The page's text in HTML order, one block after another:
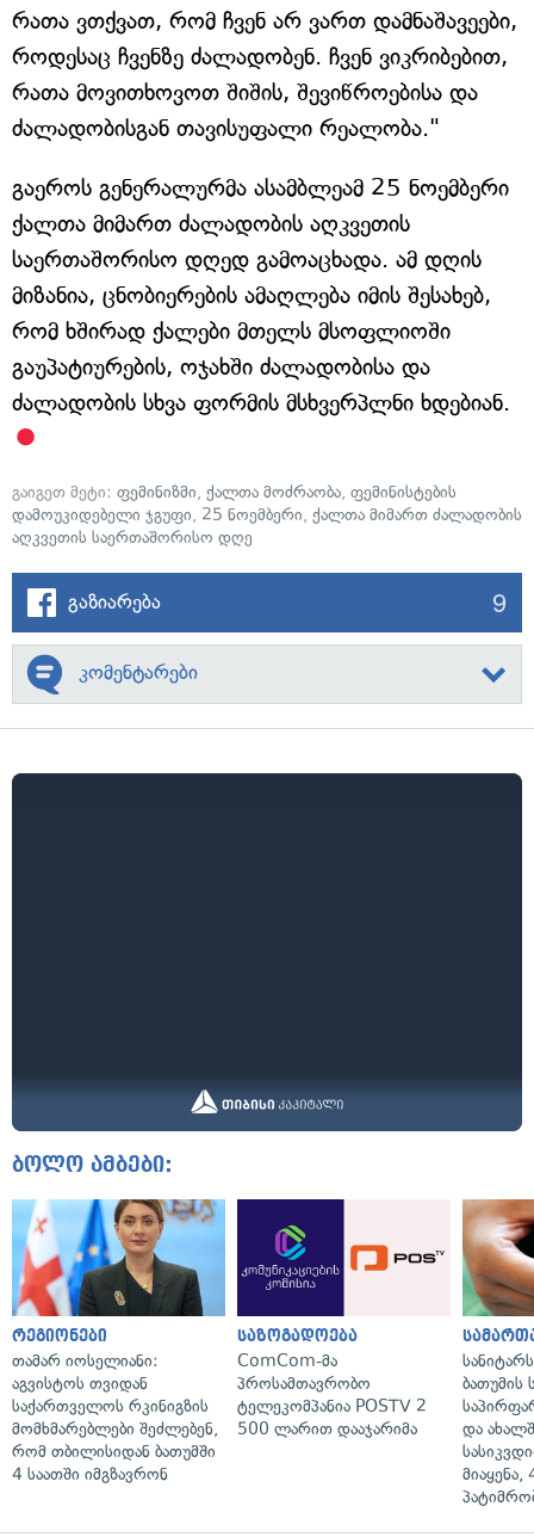
რათა ვთქვათ, რომ ჩვენ არ ვართ დამნაშავეები,
როდესაც ჩვენზე ძალადობენ. ჩვენ ვიკრიბებით,
რათა მოვითხოვოთ შიშის, შევიწროებისა და
ძალადობისგან თავისუფალი რეალობა."
გაეროს გენერალურმა ასამბლეამ 25 ნოემბერი
ქალთა მიმართ ძალადობის აღკვეთის
საერთაშორისო დღედ გამოაცხადა. ამ დღის
მიზანია, ცნობიერების ამაღლება იმის შესახებ,
რომ ხშირად ქალები მთელს მსოფლიოში
გაუპატიურების, ოჯახში ძალადობისა და
ძალადობის სხვა ფორმის მსხვერპლნი ხდებიან.
გაიგეთ მეტი: ფემინიზმი, ქალთა მოძრაობა, ფემინისტების
დამოუკიდებელი ჯგუფი, 25 ნოემბერი, ქალთა მიმართ ძალადობის
აღკვეთის საერთაშორისო დღე
გაზიარება 9
კომენტარები
ბოლო ამბები:
რეგიონები
თამარ იოსელიანი:
აგვისტოს თვიდან
საქართველოს რკინიგზის
მომხმარებლები შეძლებენ,
რომ თბილისიდან ბათუმში
4 საათში იმგზავრონ
საზოგადოება
ComCom-მა
პროსამთავრობო
ტელეკომპანია POSTV 2
500 ლარით დააჯარიმა
ბათუმის
და